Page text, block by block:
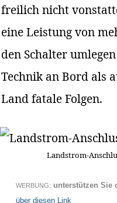
freilich nicht
eine Leistung von
den Schalter
Technik an Bord als
Land fatale Folgen.
Landstrom-
WERBUNG: unterstützen Sie
über diesen Link